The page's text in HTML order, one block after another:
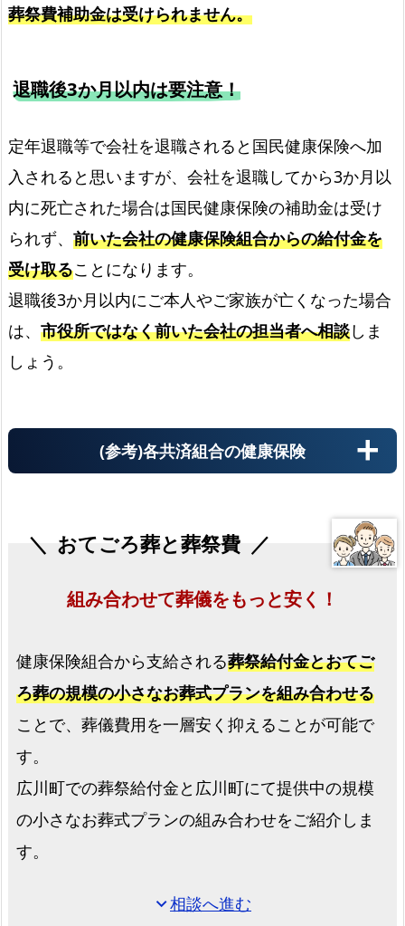
葬祭費補助金は受けられません。
退職後3か月以内は要注意！
定年退職等で会社を退職されると国民健康保険へ加
入されると思いますが、会社を退職してから3か月以
内に死亡された場合は国民健康保険の補助金は受け
られず、 前いた会社の健康保険組合からの給付金を
受け取ることになります。
退職後3か月以内にご本人やご家族が亡くなった場合
は、 市役所ではなく前いた会社の担当者へ相談しま
しょう。
(参考)各共済組合の健康保険
おてごろ葬と葬祭費
組み合わせて葬儀をもっと安く！
健康保険組合から支給される葬祭給付金とおてご
ろ葬の規模の小さなお葬式プランを組み合わせる
ことで、葬儀費用を一層安く抑えることが可能で
す。
広川町での葬祭給付金と広川町にて提供中の規模
の小さなお葬式プランの組み合わせをご紹介しま
す。
expand_more相談へ進む